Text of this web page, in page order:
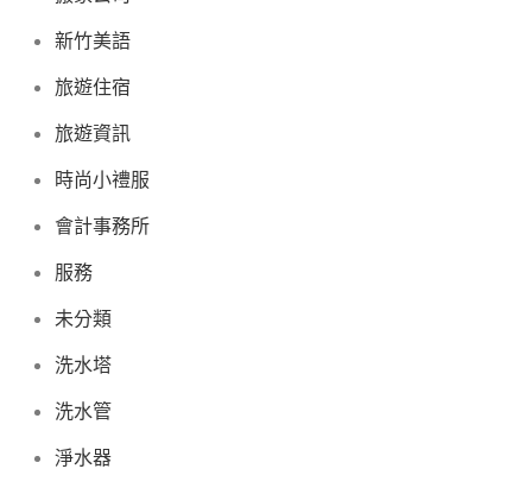
新竹美語
旅遊住宿
旅遊資訊
時尚小禮服
會計事務所
服務
未分類
洗水塔
洗水管
淨水器